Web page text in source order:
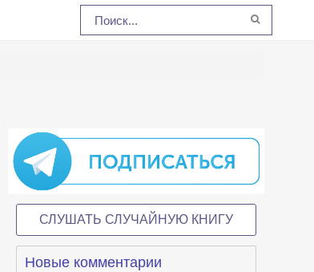
СЛУШАТЬ СЛУЧАЙНУЮ КНИГУ
Новые комментарии